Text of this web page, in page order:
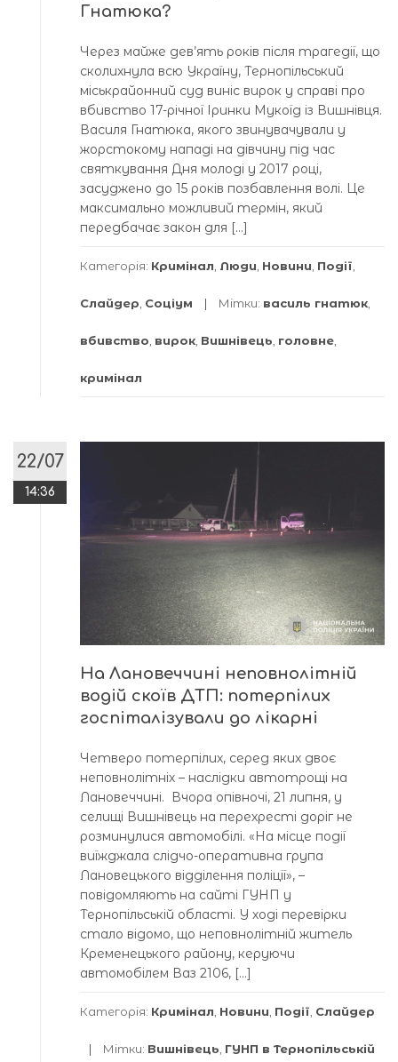
Гнатюка?
Через майже дев’ять років після трагедії, що
сколихнула всю Україну, Тернопільський
міськрайонний суд виніс вирок у справі про
вбивство 17-річної Іринки Мукоїд із Вишнівця.
Василя Гнатюка, якого звинувачували у
жорстокому нападі на дівчину під час
святкування Дня молоді у 2017 році,
засуджено до 15 років позбавлення волі. Це
максимально можливий термін, який
передбачає закон для […]
Категорія: Кримінал, Люди, Новини, Події,
Слайдер, Соціум Мітки: василь гнатюк,
вбивство, вирок, Вишнівець, головне,
кримінал
22/07
14:36
На Лановеччині неповнолітній
водій скоїв ДТП: потерпілих
госпіталізували до лікарні
Четверо потерпілих, серед яких двоє
неповнолітніх – наслідки автотрощі на
Лановеччині. Вчора опівночі, 21 липня, у
селищі Вишнівець на перехресті доріг не
розминулися автомобілі. «На місце події
виїжджала слідчо-оперативна група
Лановецького відділення поліції», –
повідомляють на сайті ГУНП у
Тернопільській області. У ході перевірки
стало відомо, що неповнолітній житель
Кременецького району, керуючи
автомобілем Ваз 2106, […]
Категорія: Кримінал Новини Події Слайдер
Мітки: Вишнівець ГУНП в Тернопільській